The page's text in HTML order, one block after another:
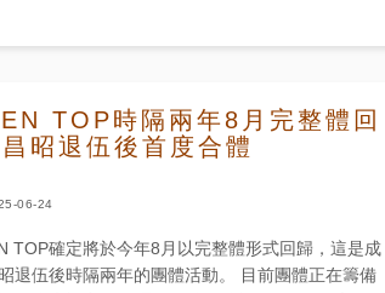
TOP時隔兩年8月完整體回
昭退伍後首度合體
06-24
TOP確定將於今年8月以完整體形式回歸，這是成
伍後時隔兩年的團體活動。 目前團體正在籌備